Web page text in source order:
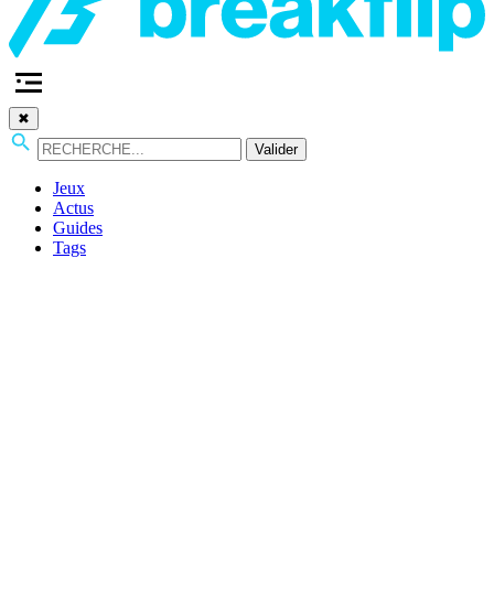
✖
Valider
Jeux
Actus
Guides
Tags